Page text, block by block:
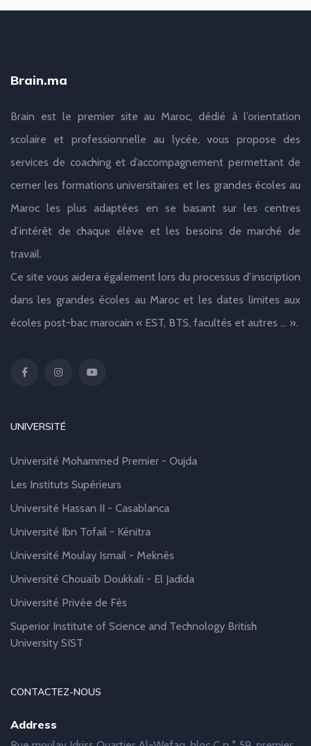
Brain.ma
Brain est le premier site au Maroc, dédié à l’orientation
scolaire et professionnelle au lycée, vous propose des
services de coaching et d’accompagnement permettant de
cerner les formations universitaires et les grandes écoles au
Maroc les plus adaptées en se basant sur les centres
d’intérêt de chaque élève et les besoins de marché de
travail.
Ce site vous aidera également lors du processus d’inscription
dans les grandes écoles au Maroc et les dates limites aux
écoles post-bac marocain « EST, BTS, facultés et autres … ».
UNIVERSITÉ
Université Mohammed Premier - Oujda
Les Instituts Supérieurs
Université Hassan II - Casablanca
Université Ibn Tofail - Kénitra
Université Moulay Ismail - Meknès
Université Chouaïb Doukkali - El Jadida
Université Privée de Fès
Superior Institute of Science and Technology British
University SIST
CONTACTEZ-NOUS
Address